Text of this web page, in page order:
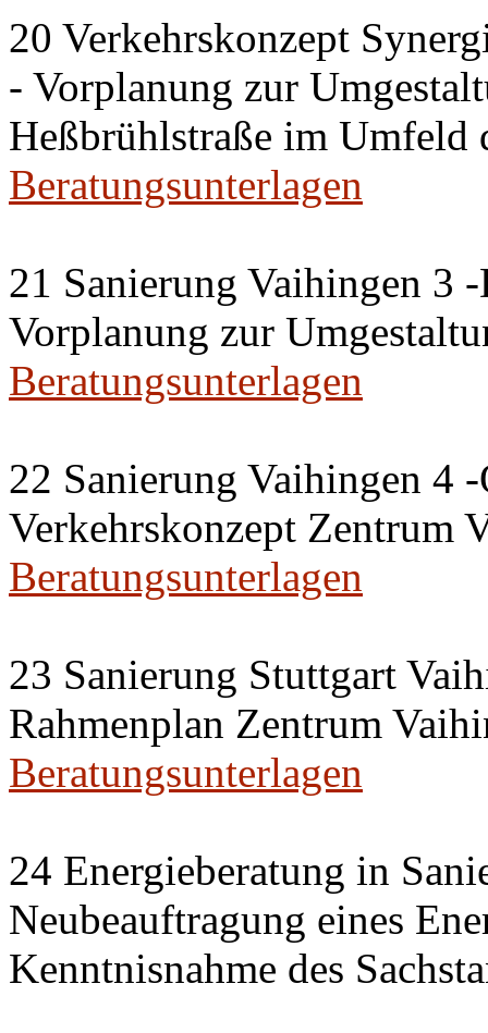
20 Verkehrskonzept
- Vorplanung zur
Heßbrühlstraße im Umfeld
Beratungsunterlagen
21 Sanierung Vaihingen 3
Vorplanung zur
Beratungsunterlagen
22 Sanierung Vaihingen 4
Verkehrskonzept Zentrum
Beratungsunterlagen
23 Sanierung Stuttgart
Rahmenplan Zentrum
Beratungsunterlagen
24 Energieberatung in
Neubeauftragung eines
Kenntnisnahme des